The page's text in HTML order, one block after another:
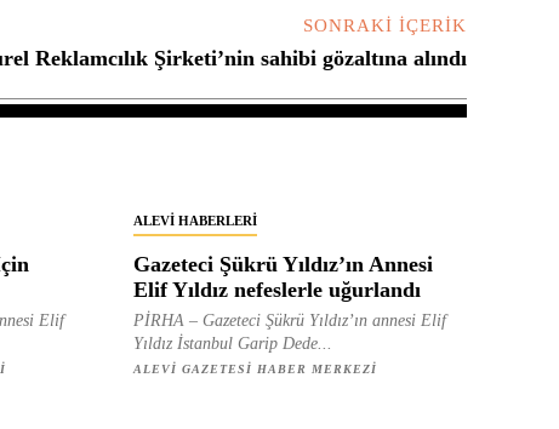
SONRAKI İÇERIK
Reklamcılık Şirketi’nin sahibi gözaltına alındı
Elif
ALEVI HABERLERI
Gazeteci Şükrü Yıldız’ın Annesi
Elif Yıldız nefeslerle uğurlandı
PİRHA – Gazeteci Şükrü Yıldız’ın annesi Elif
Yıldız İstanbul Garip Dede...
ALEVI GAZETESI HABER MERKEZI